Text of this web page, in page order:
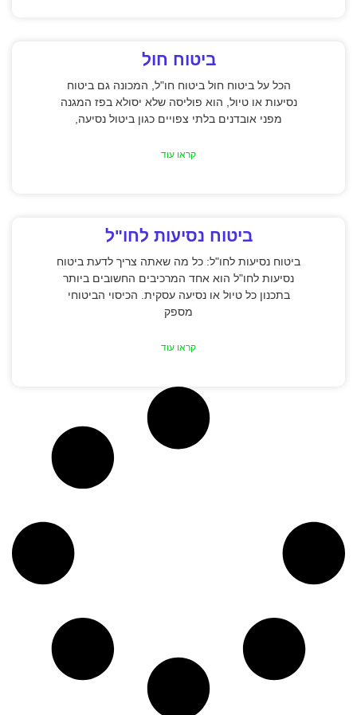
ביטוח חול
הכל על ביטוח חול ביטוח חו"ל, המכונה גם ביטוח
נסיעות או טיול, הוא פוליסה שלא יסולא בפז המגנה
מפני אובדנים בלתי צפויים כגון ביטול נסיעה,
קראו עוד
ביטוח נסיעות לחו"ל
ביטוח נסיעות לחו"ל: כל מה שאתה צריך לדעת ביטוח
נסיעות לחו"ל הוא אחד המרכיבים החשובים ביותר
בתכנון כל טיול או נסיעה עסקית. הכיסוי הביטוחי
מספק
קראו עוד